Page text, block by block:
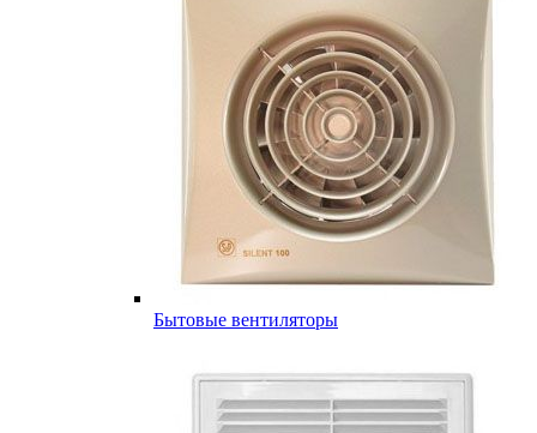
Бытовые вентиляторы